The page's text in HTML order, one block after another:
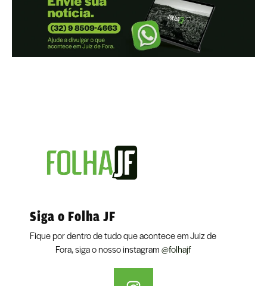
Siga o Folha JF
Fique por dentro de tudo que acontece em Juiz de
Fora, siga o nosso instagram@folhajf